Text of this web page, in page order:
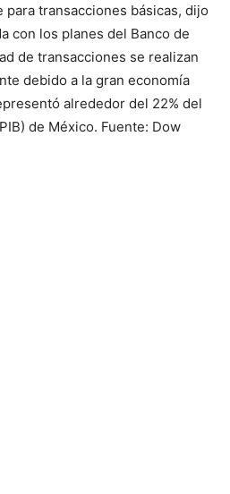
transacciones básicas, dijo
con los planes del Banco de
de transacciones se realizan
debido a la gran economía
alrededor del 22% del
de México. Fuente: Dow